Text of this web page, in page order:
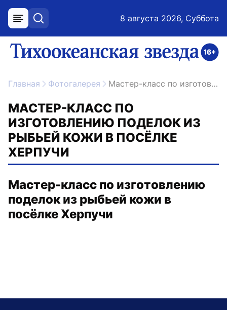
меню поиск 8 августа 2026, Суббота
ссылка на главную
Главная Фотогалерея Мастер-класс по изготовлению поделок из рыбьей кожи в посёлке Херпучи
МАСТЕР-КЛАСС ПО
ИЗГОТОВЛЕНИЮ ПОДЕЛОК ИЗ
РЫБЬЕЙ КОЖИ В ПОСЁЛКЕ
ХЕРПУЧИ
Мастер-класс по изготовлению
поделок из рыбьей кожи в
посёлке Херпучи